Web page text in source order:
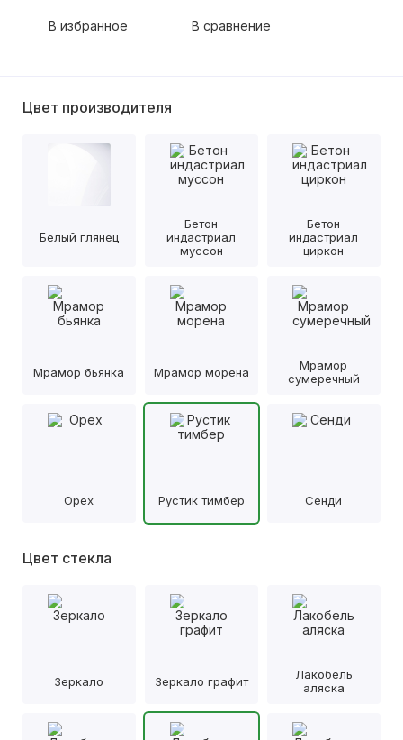
В избранное В сравнение
Цвет производителя
Белый глянец
Бетон
индастриал
муссон
Бетон
индастриал
циркон
Мрамор бьянка Мрамор морена
Мрамор
сумеречный
Орех Рустик тимбер Сенди
Цвет стекла
Зеркало Зеркало графит
Лакобель
аляска